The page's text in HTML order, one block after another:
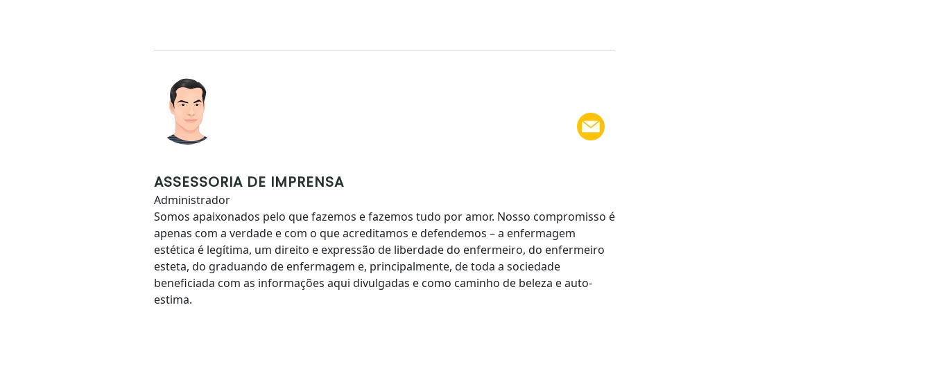
ASSESSORIA DE IMPRENSA
Administrador
Somos apaixonados pelo que fazemos e fazemos tudo por amor. Nosso compromisso é
apenas com a verdade e com o que acreditamos e defendemos – a enfermagem
estética é legítima, um direito e expressão de liberdade do enfermeiro, do enfermeiro
esteta, do graduando de enfermagem e, principalmente, de toda a sociedade
beneficiada com as informações aqui divulgadas e como caminho de beleza e auto-
estima.